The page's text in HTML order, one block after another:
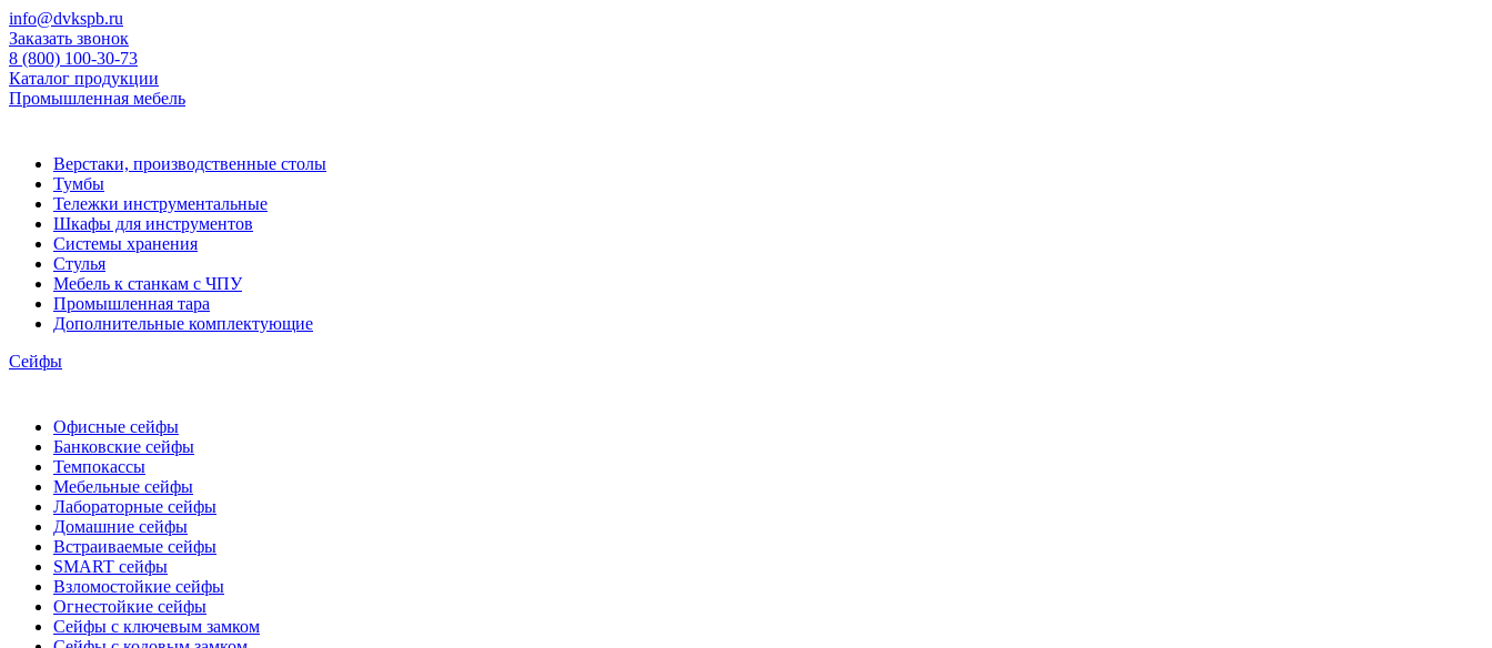
info@dvkspb.ru
Заказать звонок
8 (800) 100-30-73
Каталог продукции
Промышленная мебель
Верстаки, производственные столы
Тумбы
Тележки инструментальные
Шкафы для инструментов
Системы хранения
Стулья
Мебель к станкам с ЧПУ
Промышленная тара
Дополнительные комплектующие
Сейфы
Офисные сейфы
Банковские сейфы
Темпокассы
Мебельные сейфы
Лабораторные сейфы
Домашние сейфы
Встраиваемые сейфы
SMART сейфы
Взломостойкие сейфы
Огнестойкие сейфы
Сейфы с ключевым замком